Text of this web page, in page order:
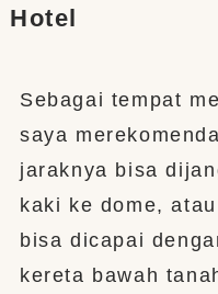
Hotel
Sebagai tempat
saya
jaraknya bisa
kaki ke dome,
bisa dicapai
kereta bawah